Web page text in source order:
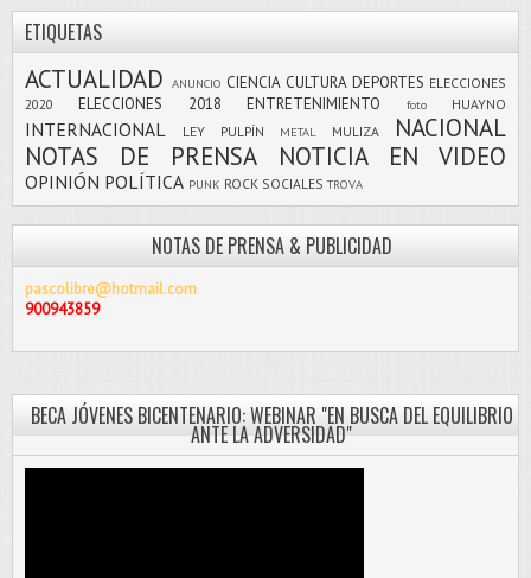
ETIQUETAS
ACTUALIDAD ANUNCIO CIENCIA CULTURA DEPORTES ELECCIONES
2020
ELECCIONES 2018 ENTRETENIMIENTO foto HUAYNO
INTERNACIONAL LEY PULPÍN METAL MULIZA
NACIONAL
NOTAS DE PRENSA
NOTICIA EN VIDEO
OPINIÓN POLÍTICA PUNK ROCK SOCIALES TROVA
NOTAS DE PRENSA & PUBLICIDAD
pascolibre@hotmail.com
900943859
BECA JÓVENES BICENTENARIO: WEBINAR "EN BUSCA DEL EQUILIBRIO
ANTE LA ADVERSIDAD"